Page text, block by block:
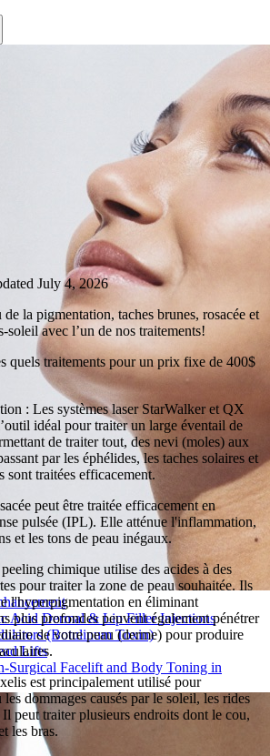
Acid Dermal & Lip Filler Injections
(Botulinum Toxin)
Lifts
Surgical Facelift and Body Toning in
July 4, 2026
la pigmentation, taches brunes, rosacée et
soleil avec l’un de nos traitements!
quels traitements pour un prix fixe de 400$
: Les systèmes laser StarWalker et QX
idéal pour traiter un large éventail de
de traiter tout, des nevi (moles) aux
par les éphélides, les taches solaires et
sont traitées efficacement.
peut être traitée efficacement en
pulsée (IPL). Elle atténue l'inflammation,
et les tons de peau inégaux.
chimique utilise des acides à des
pour traiter la zone de peau souhaitée. Ils
l'hyperpigmentation en éliminant
plus profondes peuvent également pénétrer
de votre peau (derme) pour produire
est principalement utilisé pour
dommages causés par le soleil, les rides
peut traiter plusieurs endroits dont le cou,
les bras.